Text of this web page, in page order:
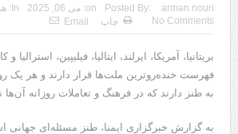
Posted By: arman nouri
on: می 06, 2025 In:
No Comments
چاپ Email
بریتانیا، آمریکا، ایرلند، ایتالیا، فیلیپین، استرالیا
فهرست خنده‌روترین ملت‌ها قرار دارند و هر یک
به طنز دارند که در فرهنگ و تعاملات روزانه
به گزارش خبرگزاری ایمنا، طنز مسئله‌ای جهانی